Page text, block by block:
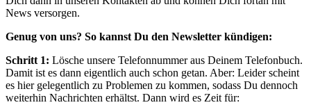
News versorgen.
Genug von uns? So kannst Du den Newsletter kündigen:
Schritt 1: Lösche unsere Telefonnummer aus Deinem Telefonbuch.
Damit ist es dann eigentlich auch schon getan. Aber: Leider scheint
es hier gelegentlich zu Problemen zu kommen, sodass Du dennoch
weiterhin Nachrichten erhältst. Dann wird es Zeit für: